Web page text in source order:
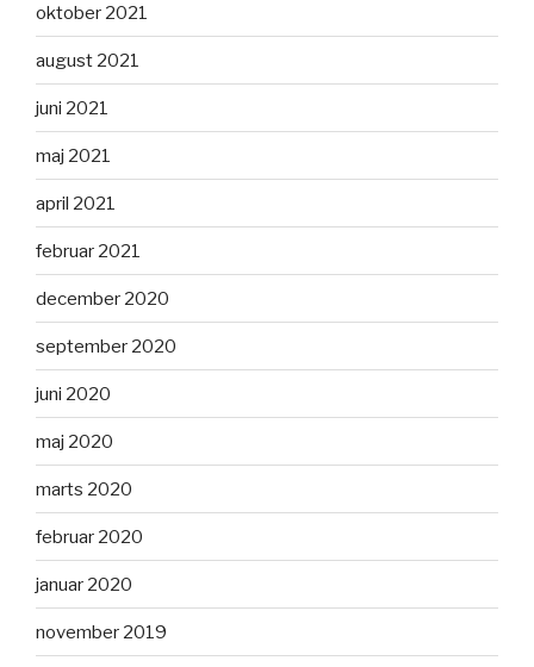
oktober 2021
august 2021
juni 2021
maj 2021
april 2021
februar 2021
december 2020
september 2020
juni 2020
maj 2020
marts 2020
februar 2020
januar 2020
november 2019